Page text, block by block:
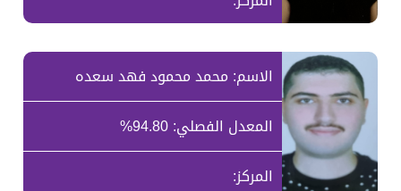
الاسم: محمد محمود فهد سعده
المعدل الفصلي: 94.80%
المركز: